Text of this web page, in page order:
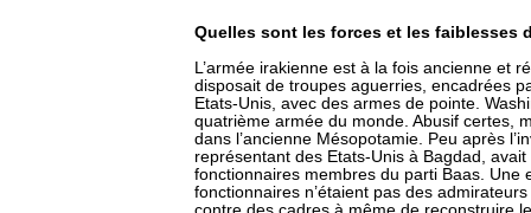
Quelles sont les forces et les faiblesses
L’armée irakienne est à la fois ancienne et
disposait de troupes aguerries, encadrées
Etats-Unis, avec des armes de pointe.
quatrième armée du monde. Abusif certes,
dans l’ancienne Mésopotamie. Peu après
représentant des Etats-Unis à Bagdad,
fonctionnaires membres du parti Baas. Une
fonctionnaires n’étaient pas des